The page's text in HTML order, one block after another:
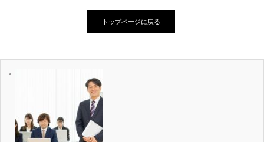
トップページに戻る